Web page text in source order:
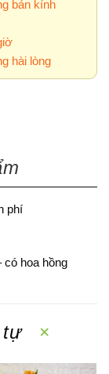
bán kính
hài lòng
phí
có hoa hồng
tự